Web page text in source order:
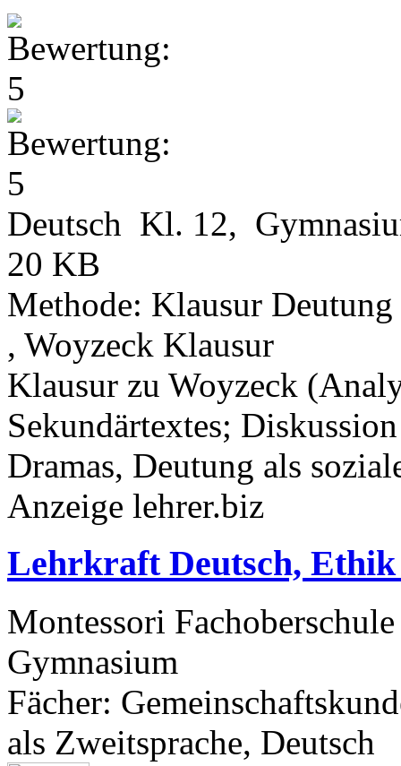
Deutsch Kl. 12,
20 KB
Methode: Klausur
, Woyzeck Klausur
Klausur zu Woyzeck
Sekundärtextes;
Dramas, Deutung als
Anzeige lehrer.biz
Lehrkraft Deutsch, Ethik
Montessori
Gymnasium
Fächer:
als Zweitsprache, Deutsch